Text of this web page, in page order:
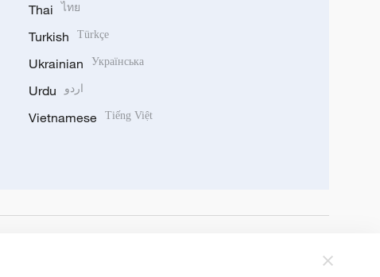
Thai ไทย
Turkish Türkçe
Ukrainian Українська
Urdu اردو
Vietnamese Tiếng Việt